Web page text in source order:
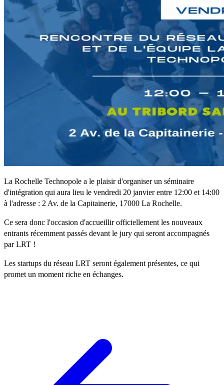
La Rochelle Technopole a le plaisir d'organiser un séminaire
d'intégration qui aura lieu le vendredi 20 janvier entre 12:00 et 14:00
à l'adresse : 2 Av. de la Capitainerie, 17000 La Rochelle.
Ce sera donc l'occasion d'accueillir officiellement les nouveaux
entrants récemment passés devant le jury qui seront accompagnés
par LRT !
Les startups du réseau LRT seront également présentes, ce qui
promet un moment riche en échanges.